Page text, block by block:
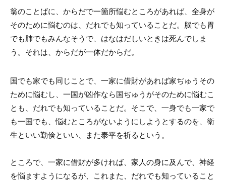
翁のことばに、からだで一箇所悩むところがあれば、全身が
そのために悩むのは、だれでも知っていることだ。脳でも胃
でも肺でもみんなそうで、はなはだしいときは死んでしま
う。それは、からだが一体だからだ。
国でも家でも同じことで、一家に借財があれば家ぢゅうその
ために悩むし、一国が凶作なら国ぢゅうがそのために悩むこ
とも、だれでも知っていることだ。そこで、一身でも一家で
も一国でも、悩むところがないようにしようとするのを、衛
生といい勤倹といい、また泰平を祈るという。
ところで、一家に借財が多ければ、家人の身に及んで、神経
を悩ますようになるが、これまた、だれでも知っていること